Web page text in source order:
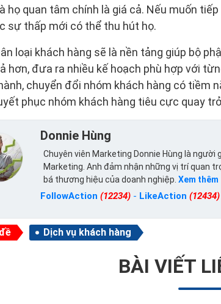
họ quan tâm chính là giá cả. Nếu muốn
sự thấp mới có thể thu hút họ.
loại khách hàng sẽ là nền tảng giúp bộ
hơn, đưa ra nhiều kế hoạch phù hợp với
chuyển đổi nhóm khách hàng có tiềm
phục nhóm khách hàng tiêu cực quay
Donnie Hùng
Chuyên viên Marketing Donnie Hùng là
Marketing. Anh đảm nhận những vị trí quan
bá thương hiệu của doanh nghiệp. Xem thêm
FollowAction (12234) - LikeAction (12434)
Dịch vụ khách hàng
BÀI VIẾT